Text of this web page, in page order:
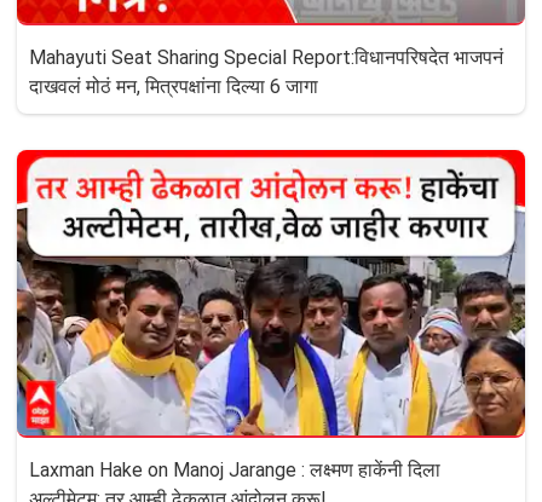
Mahayuti Seat Sharing Special Report:विधानपरिषदेत भाजपनं
दाखवलं मोठं मन, मित्रपक्षांना दिल्या 6 जागा
Laxman Hake on Manoj Jarange : लक्ष्मण हाकेंनी दिला